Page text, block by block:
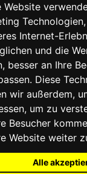
Website
Internet-
und die
besser an Ihre
Diese
wir außerdem,
um zu
Besucher
Website weiter
Alle
Otters out engage in
Via Is absolutely
Hockey
Nucks Misconduct
Finnish Them